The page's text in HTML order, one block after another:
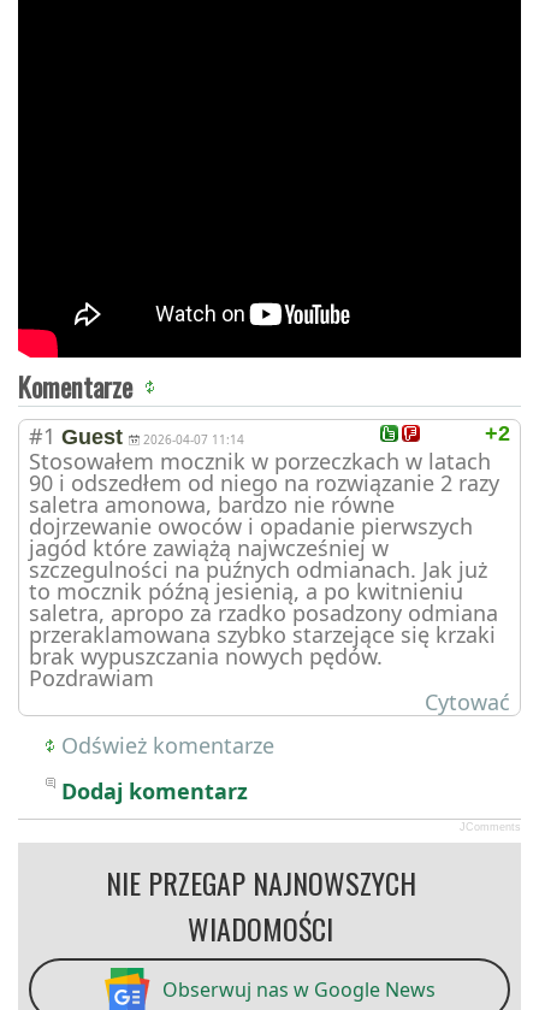
Komentarze
+2
#1 Guest 2026-04-07 11:14
Stosowałem mocznik w porzeczkach w latach
90 i odszedłem od niego na rozwiązanie 2 razy
saletra amonowa, bardzo nie równe
dojrzewanie owoców i opadanie pierwszych
jagód które zawiążą najwcześniej w
szczegulności na puźnych odmianach. Jak już
to mocznik późną jesienią, a po kwitnieniu
saletra, apropo za rzadko posadzony odmiana
przeraklamowana szybko starzejące się krzaki
brak wypuszczania nowych pędów.
Pozdrawiam
Cytować
Odśwież komentarze
Dodaj komentarz
JComments
NIE PRZEGAP NAJNOWSZYCH
WIADOMOŚCI
Obserwuj nas w Google News